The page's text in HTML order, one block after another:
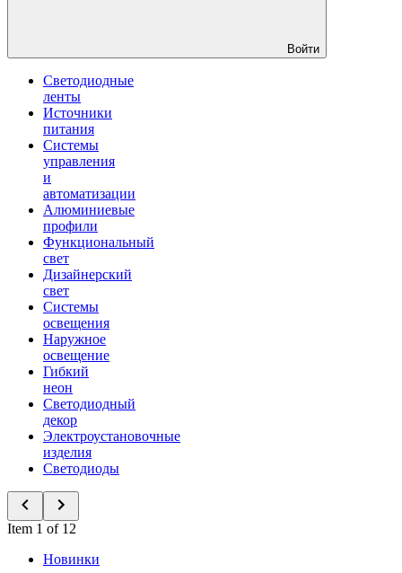
Войти
Светодиодные
ленты
Источники
питания
Системы
управления
и
автоматизации
Алюминиевые
профили
Функциональный
свет
Дизайнерский
свет
Системы
освещения
Наружное
освещение
Гибкий
неон
Светодиодный
декор
Электроустановочные
изделия
Светодиоды
Item 1 of 12
Новинки